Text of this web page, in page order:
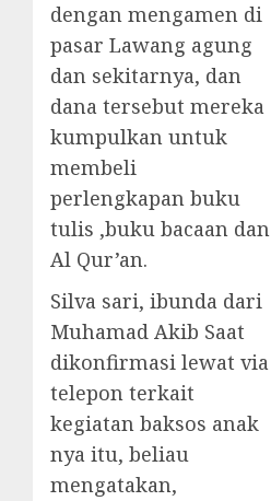
dengan mengamen di
pasar Lawang agung
dan sekitarnya, dan
dana tersebut mereka
kumpulkan untuk
membeli
perlengkapan buku
tulis ,buku bacaan dan
Al Qur’an.
Silva sari, ibunda dari
Muhamad Akib Saat
dikonfirmasi lewat via
telepon terkait
kegiatan baksos anak
nya itu, beliau
mengatakan,